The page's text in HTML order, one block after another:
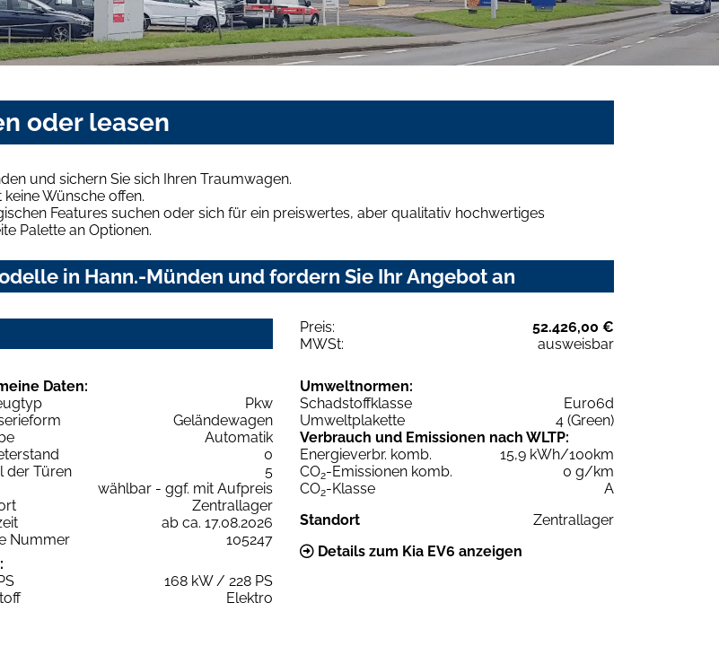
oder leasen
und sichern Sie sich Ihren Traumwagen.
Wünsche offen.
Features suchen oder sich für ein preiswertes, aber qualitativ hochwertiges
Palette an Optionen.
in Hann.-Münden und fordern Sie Ihr Angebot an
Preis:
52.426,00 €
MWSt:
ausweisbar
Daten:
Pkw
Geländewagen
Automatik
0
der Türen
5
wählbar - ggf. mit Aufpreis
Zentrallager
ab ca. 17.08.2026
Nummer
105247
168 kW / 228 PS
Elektro
Umweltnormen:
Schadstoffklasse
Euro6d
Umweltplakette
4 (Green)
Verbrauch und Emissionen nach WLTP:
Energieverbr. komb.
15,9 kWh/100km
CO2-Emissionen komb.
0 g/km
CO2-Klasse
A
Standort
Zentrallager
Details zum Kia EV6 anzeigen